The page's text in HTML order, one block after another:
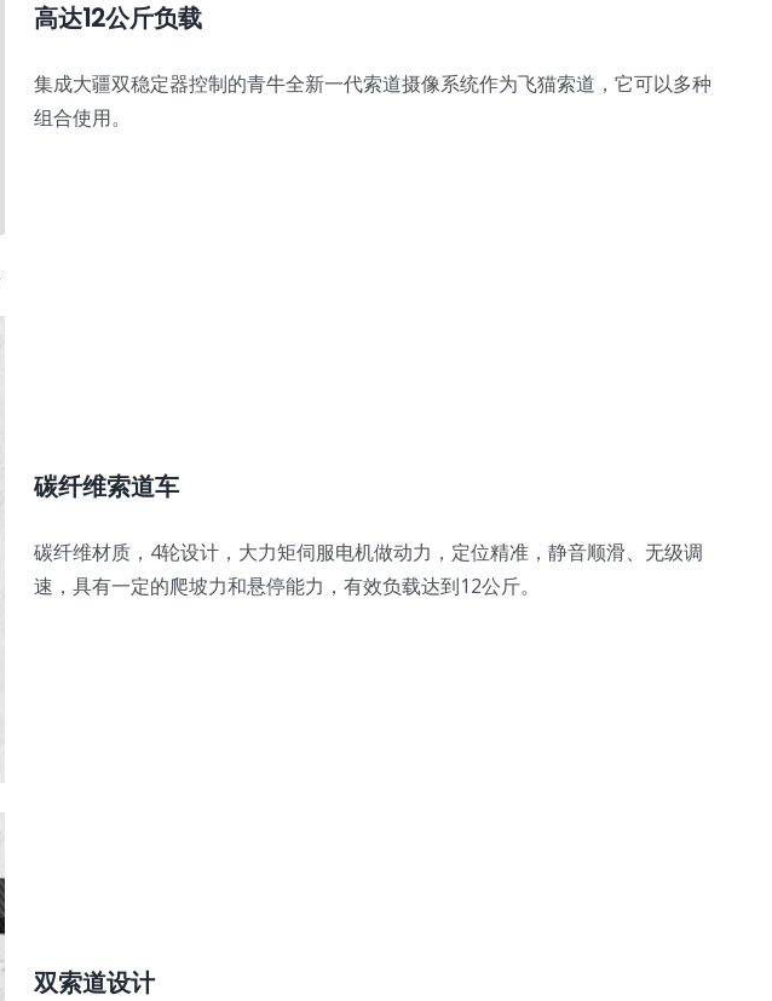
高达12公斤负载
集成大疆双稳定器控制的青牛全新一代索道摄像系统作为飞猫索道，它可以多种
组合使用。
碳纤维索道车
碳纤维材质，4轮设计，大力矩伺服电机做动力，定位精准，静音顺滑、无级调
速，具有一定的爬坡力和悬停能力，有效负载达到12公斤。
双索道设计